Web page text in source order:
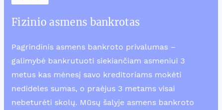
Fizinio asmens bankrotas
Pagrindinis asmens bankroto privalumas –
galimybė bankrutuoti siekiančiam asmeniui 3
metus kas mėnesį savo kreditoriams mokėti
nedideles sumas, o praėjus 3 metams visai
nebeturėti skolų. Mūsų šalyje asmens bankroto